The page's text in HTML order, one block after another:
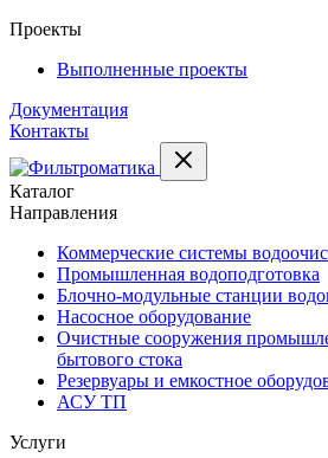
Проекты
Выполненные проекты
Документация
Контакты
Каталог
Направления
Коммерческие системы
Промышленная водоподготовка
Блочно-модульные станции
Насосное оборудование
Очистные сооружения
бытового стока
Резервуары и емкостное
АСУ ТП
Услуги